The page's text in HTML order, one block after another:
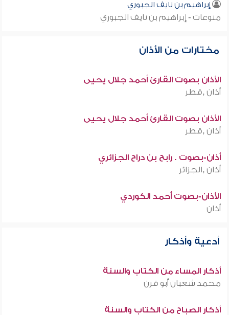
إبراهيم بن نايف الجبوري
منوعات - إبراهيم بن نايف الجبوري
مختارات من الأذان
الأذان بصوت القارئ أحمد جلال يحيى
أذان ,قطر
الأذان بصوت القارئ أحمد جلال يحيى
أذان ,قطر
أذان-بصوت . رابح بن دراح الجزائري
أذان ,الجزائر
الأذان-بصوت أحمد الكوردي
أذان
أدعية وأذكار
أذكار المساء من الكتاب والسنة
محمد شعبان أبو قرن
أذكار الصباح من الكتاب والسنة